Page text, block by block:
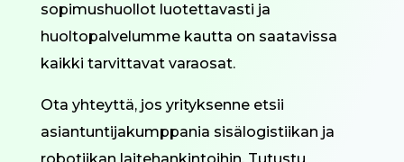
sopimushuollot luotettavasti ja
huoltopalvelumme kautta on saatavissa
kaikki tarvittavat varaosat.
Ota yhteyttä, jos yrityksenne etsii
asiantuntijakumppania sisälogistiikan ja